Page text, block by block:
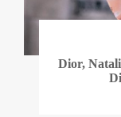
Dior,